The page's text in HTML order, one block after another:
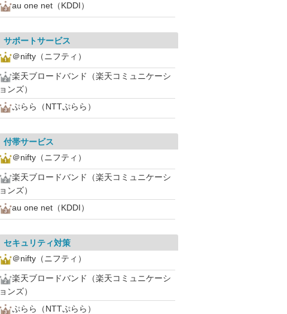
au one net（KDDI）
サポートサービス
＠nifty（ニフティ）
楽天ブロードバンド（楽天コミュニケーシ
ョンズ）
ぷらら（NTTぷらら）
付帯サービス
＠nifty（ニフティ）
楽天ブロードバンド（楽天コミュニケーシ
ョンズ）
au one net（KDDI）
セキュリティ対策
＠nifty（ニフティ）
楽天ブロードバンド（楽天コミュニケーシ
ョンズ）
ぷらら（NTTぷらら）